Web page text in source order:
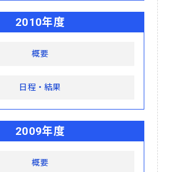
2010年度
概要
日程・結果
2009年度
概要